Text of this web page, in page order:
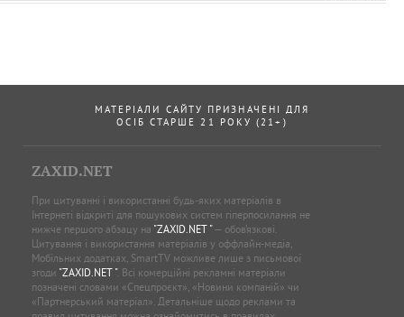
МАТЕРІАЛИ САЙТУ ПРИЗНАЧЕНІ ДЛЯ
ОСІБ СТАРШЕ 21 РОКУ (21+)
ZAXID.NET
При цитуванні і використанні будь-яких матеріалів в
Інтернеті відкриті для пошукових систем гіперпосилання не
нижче першого абзацу на "ZAXID.NET "— обов’язкові.
Цитування і використання матеріалів у оффлайн-медіа,
Мобільних додатках, SmartTV можливе лише з письмової
згоди "ZAXID.NET ". Всі комерційні рекламні матеріали
позначені словами «Спецпроєкт», «Новини компаній» чи
«Партнерський матеріал». Детальніше щодо реклами та